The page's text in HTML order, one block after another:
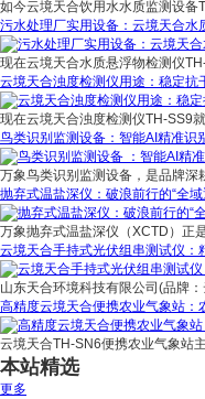
如今云境天合饮用水水质监测设
污水处理厂实用设备：云境天合水
现在云境天合水质悬浮物检测仪
云境天合浊度检测仪用途：稳定抗
现在云境天合浊度检测仪TH-SS9
鸟类识别监测设备：智能AI精准识
万象鸟类识别监测设备，是品牌
抛弃式温盐深仪：破浪前行的“全
万象抛弃式温盐深仪（XCTD）正
云境天合手持式光伏组串测试仪：
山东天合环境科技有限公司(品牌
高精度云境天合便携农业气象站：
云境天合TH-SN6便携农业气象站
本站精选
更多